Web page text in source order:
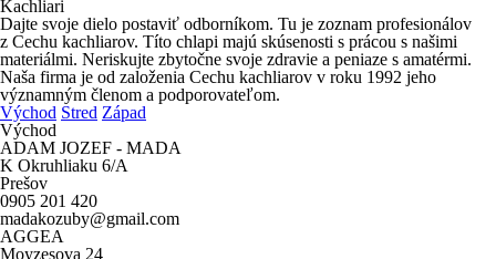
Kachliari
Dajte svoje dielo postaviť odborníkom. Tu je zoznam profesionálov
z Cechu kachliarov. Títo chlapi majú skúsenosti s prácou s našimi
materiálmi. Neriskujte zbytočne svoje zdravie a peniaze s amatérmi.
Naša firma je od založenia Cechu kachliarov v roku 1992 jeho
významným členom a podporovateľom.
Východ Stred Západ
Východ
ADAM JOZEF - MADA
K Okruhliaku 6/A
Prešov
0905 201 420
madakozuby@gmail.com
AGGEA
Moyzesova 24